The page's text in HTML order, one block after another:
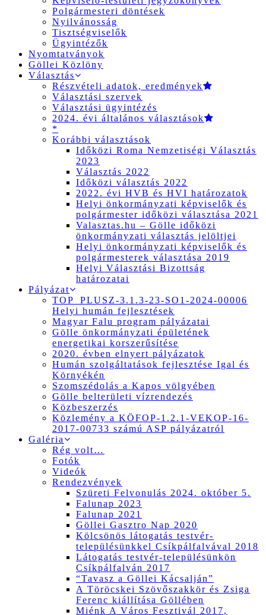
Polgármesteri döntések
Nyilvánosság
Tisztségviselők
Ügyintézők
Nyomtatványok
Göllei Közlöny
Választás
Részvételi adatok, eredmények
Választási szervek
Választási ügyintézés
2024. évi általános választások
*
Korábbi választások
Időközi Roma Nemzetiségi Választás
2023
Választás 2022
Időközi választás 2022
2022. évi HVB és HVI határozatok
Helyi önkormányzati képviselők és
polgármester időközi választása 2021
Valasztas.hu – Gölle időközi
önkormányzati választás jelöltjei
Helyi önkormányzati képviselők és
polgármesterek választása 2019
Helyi Választási Bizottság
határozatai
Pályázat
TOP_PLUSZ-3.1.3-23-SO1-2024-00006
Helyi humán fejlesztések
Magyar Falu program pályázatai
Gölle önkormányzati épületének
energetikai korszerűsítése
2020. évben elnyert pályázatok
Humán szolgáltatások fejlesztése Igal és
Környékén
Szomszédolás a Kapos völgyében
Gölle belterületi vízrendezés
Közbeszerzés
Közlemény a KÖFOP-1.2.1-VEKOP-16-
2017-00733 számú ASP pályázatról
Galéria
Rég volt…
Fotók
Videók
Rendezvények
Szüreti Felvonulás 2024. október 5.
Falunap 2023
Falunap 2021
Göllei Gasztro Nap 2020
Kölcsönös látogatás testvér-
településünkkel Csíkpálfalvával 2018
Látogatás testvér-településünkön
Csíkpálfalván 2017
“Tavasz a Göllei Kácsalján”
A Töröcskei Szövőszakkör és Zsiga
Ferenc kiállítása Göllében
Miénk A Város Fesztivál 2017,